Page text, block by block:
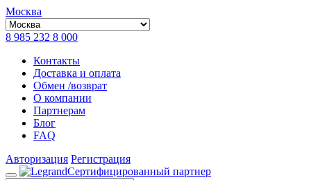
Москва
8 985 232 8 000
Контакты
Доставка и оплата
Обмен /возврат
О компании
Партнерам
Блог
FAQ
Авторизация Регистрация
Сертифицированный партнер